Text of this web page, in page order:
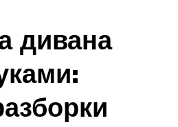
дивана